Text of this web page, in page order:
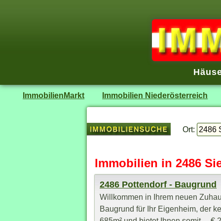
ImmobilienMarkt Immobilien Niederösterreich
Ort:
Immobilien in 2486
2486 Pottendorf - Baugrund
Willkommen in Ihrem neuen
Baugrund für Ihr Eigenheim, der